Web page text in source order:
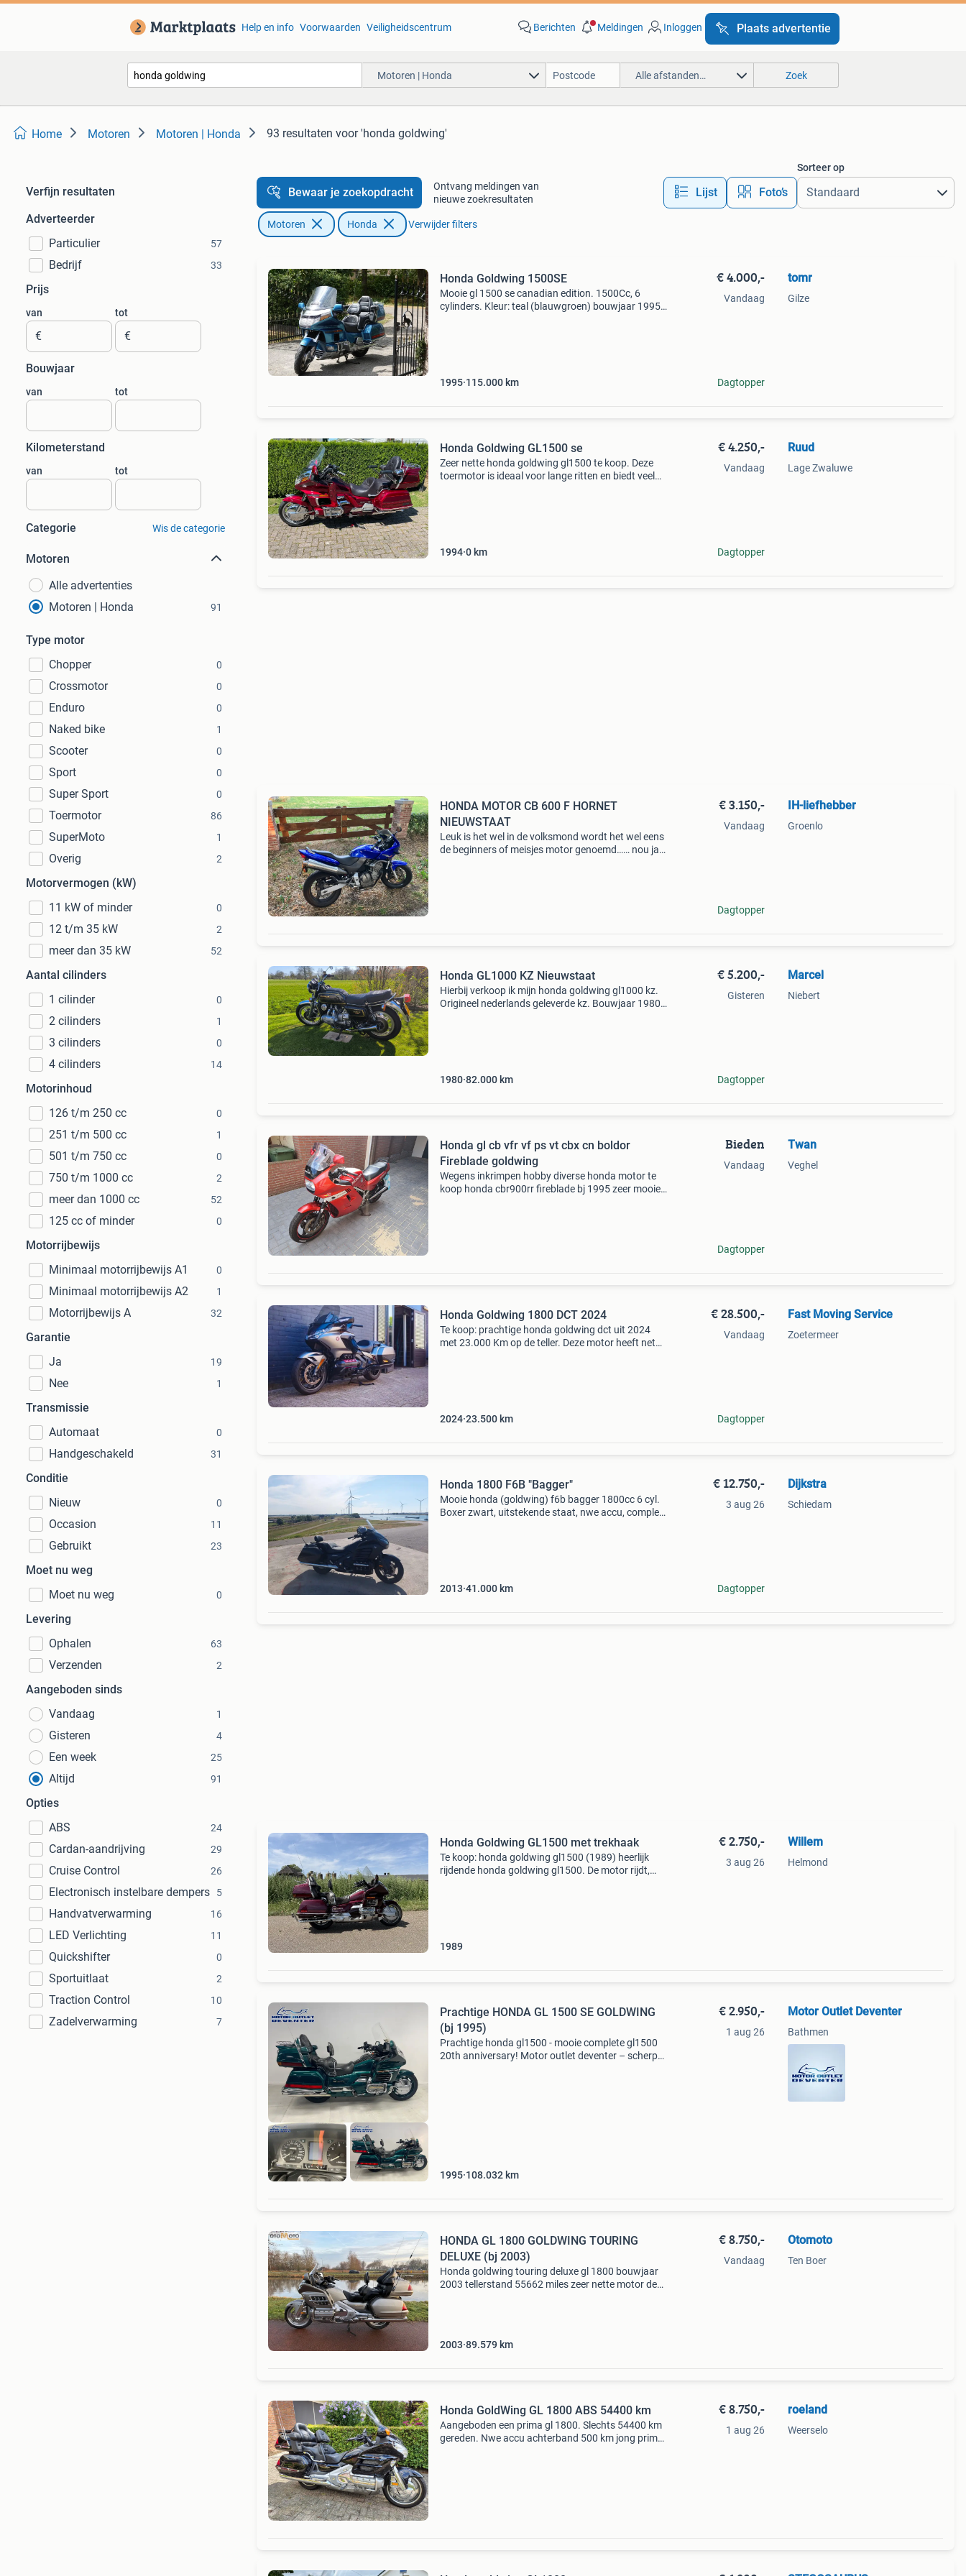
Help en info Voorwaarden Veiligheidscentrum Berichten Meldingen Inloggen Plaats advertentie
Motoren | Honda Alle afstanden… Zoek
Home Motoren Motoren | Honda 93 resultaten voor 'honda goldwing'
Verfijn resultaten
Adverteerder
Particulier
57
Bedrijf 33
Prijs
van
€
tot
€
Bouwjaar
van tot
Kilometerstand
van tot
Categorie Wis de categorie
Motoren
Alle advertenties
Motoren | Honda
91
Type motor
Chopper
0
Crossmotor 0
Enduro 0
Naked bike 1
Scooter 0
Sport 0
Super Sport 0
Toermotor 86
SuperMoto 1
Overig 2
Motorvermogen (kW)
11 kW of minder
0
12 t/m 35 kW 2
meer dan 35 kW 52
Aantal cilinders
1 cilinder
0
2 cilinders 1
3 cilinders 0
4 cilinders 14
Motorinhoud
126 t/m 250 cc
0
251 t/m 500 cc 1
501 t/m 750 cc 0
750 t/m 1000 cc 2
meer dan 1000 cc 52
125 cc of minder 0
Motorrijbewijs
Minimaal motorrijbewijs A1
0
Minimaal motorrijbewijs A2 1
Motorrijbewijs A 32
Garantie
Ja
19
Nee 1
Transmissie
Automaat
0
Handgeschakeld 31
Conditie
Nieuw
0
Occasion 11
Gebruikt 23
Moet nu weg
Moet nu weg
0
Levering
Ophalen
63
Verzenden 2
Aangeboden sinds
Vandaag
1
Gisteren 4
Een week 25
Altijd 91
Opties
ABS
24
Cardan-aandrijving 29
Cruise Control 26
Electronisch instelbare dempers 5
Handvatverwarming 16
LED Verlichting 11
Quickshifter 0
Sportuitlaat 2
Traction Control 10
Zadelverwarming 7
Bewaar je zoekopdracht
Ontvang meldingen van
nieuwe zoekresultaten
Lijst Foto’s
Sorteer op
Motoren Honda Verwijder filters
Honda Goldwing 1500SE
Mooie gl 1500 se canadian edition. 1500Cc, 6
cylinders. Kleur: teal (blauwgroen) bouwjaar 1995.
1995 115.000 km
€ 4.000,-
Vandaag
Dagtopper
tomr
Gilze
Honda Goldwing GL1500 se
Zeer nette honda goldwing gl1500 te koop. Deze
toermotor is ideaal voor lange ritten en biedt veel
1994 0 km
€ 4.250,-
Vandaag
Dagtopper
Ruud
Lage Zwaluwe
HONDA MOTOR CB 600 F HORNET
NIEUWSTAAT
Leuk is het wel in de volksmond wordt het wel eens
de beginners of meisjes motor genoemd…… nou ja
€ 3.150,-
Vandaag
Dagtopper
IH-liefhebber
Groenlo
Honda GL1000 KZ Nieuwstaat
Hierbij verkoop ik mijn honda goldwing gl1000 kz.
Origineel nederlands geleverde kz. Bouwjaar 1980.
1980 82.000 km
€ 5.200,-
Gisteren
Dagtopper
Marcel
Niebert
Honda gl cb vfr vf ps vt cbx cn boldor
Fireblade goldwing
Wegens inkrimpen hobby diverse honda motor te
koop honda cbr900rr fireblade bj 1995 zeer mooie
Bieden
Vandaag
Dagtopper
Twan
Veghel
Honda Goldwing 1800 DCT 2024
Te koop: prachtige honda goldwing dct uit 2024
met 23.000 Km op de teller. Deze motor heeft net
2024 23.500 km
€ 28.500,-
Vandaag
Dagtopper
Fast Moving Service
Zoetermeer
Honda 1800 F6B "Bagger"
Mooie honda (goldwing) f6b bagger 1800cc 6 cyl.
Boxer zwart, uitstekende staat, nwe accu, compleet
2013 41.000 km
€ 12.750,-
3 aug 26
Dagtopper
Dijkstra
Schiedam
Honda Goldwing GL1500 met trekhaak
Te koop: honda goldwing gl1500 (1989) heerlijk
rijdende honda goldwing gl1500. De motor rijdt,
1989
€ 2.750,-
3 aug 26
Willem
Helmond
Prachtige HONDA GL 1500 SE GOLDWING
(bj 1995)
Prachtige honda gl1500 - mooie complete gl1500
20th anniversary! Motor outlet deventer – scherpe
1995 108.032 km
€ 2.950,-
1 aug 26
Motor Outlet Deventer
Bathmen
HONDA GL 1800 GOLDWING TOURING
DELUXE (bj 2003)
Honda goldwing touring deluxe gl 1800 bouwjaar
2003 tellerstand 55662 miles zeer nette motor deze
2003 89.579 km
€ 8.750,-
Vandaag
Otomoto
Ten Boer
Honda GoldWing GL 1800 ABS 54400 km
Aangeboden een prima gl 1800. Slechts 54400 km
gereden. Nwe accu achterband 500 km jong prima
€ 8.750,-
1 aug 26
roeland
Weerselo